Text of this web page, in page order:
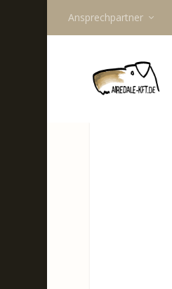
Ansprechpartner